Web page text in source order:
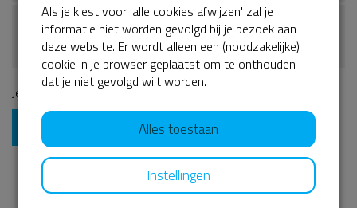
Op onze dienstverlening zijn onzeAlgemene Voorwaarden
Privacyverklaringvan toepassing.
Je gaat in totaal€ 0,00afrekenen.
Je privacy is gewaarborgd.
Als je kiest voor 'alle cookies afwijzen' zal je
informatie niet worden gevolgd bij je bezoek aan
deze website. Er wordt alleen een (noodzakelijke)
cookie in je browser geplaatst om te onthouden
dat je niet gevolgd wilt worden.
Alles toestaan
Instellingen